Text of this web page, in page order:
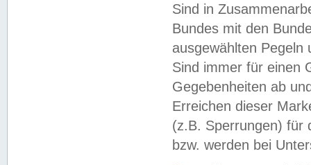
Sind in
Bundes mit den
ausgewählten
Sind immer für einen
Gegebenheiten ab
Erreichen dieser
(z.B. Sperrungen) für
bzw. werden bei